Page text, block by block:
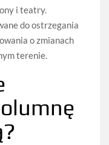
i teatry.
do ostrzegania
o zmianach
terenie.